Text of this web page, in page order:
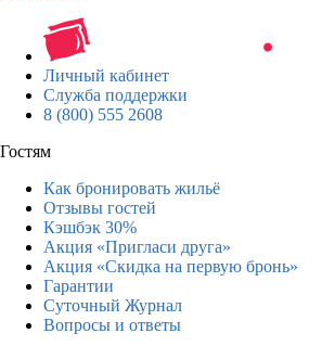
Личный кабинет
Служба поддержки
8 (800) 555 2608
Гостям
Как бронировать жильё
Отзывы гостей
Кэшбэк 30%
Акция «Пригласи друга»
Акция «Скидка на первую бронь»
Гарантии
Суточный Журнал
Вопросы и ответы